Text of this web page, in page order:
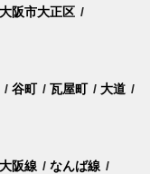
大阪市大正区
谷町 瓦屋町 大道
阪線
なんば線